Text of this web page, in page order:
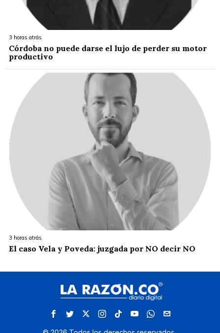
3 horas atrás
Córdoba no puede darse el lujo de perder su motor
productivo
3 horas atrás
El caso Vela y Poveda: juzgada por NO decir NO